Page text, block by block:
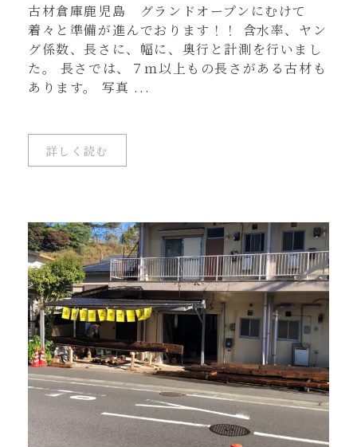
古材倉庫鹿児島 グランドオープンにむけて
着々と準備が進んでおります！！ 含水率、ヤン
グ係数、長さに、幅に、奥行と計測を行いまし
た。 長さでは、７ｍ以上もの長さがある古材も
あります。 写真 ...
詳しく読む